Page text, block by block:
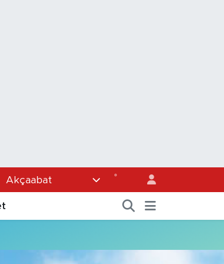
Akçaabat °